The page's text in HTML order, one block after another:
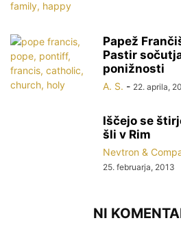
Papež
Pastir
ponižnosti
A. S. - 22. aprila,
Iščejo se
šli v Rim
Nevtron &
25. februarja, 2013
NI